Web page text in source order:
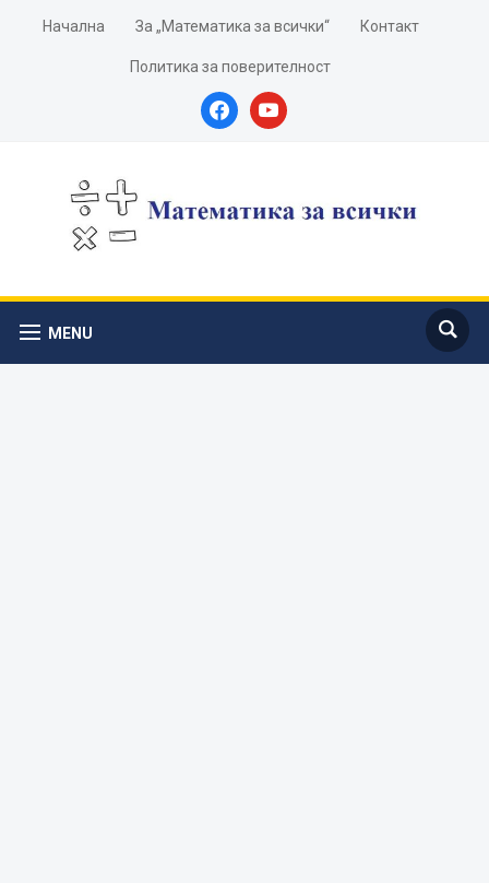
Начална За „Математика за всички“ Контакт
Политика за поверителност
facebookyoutube
MENU